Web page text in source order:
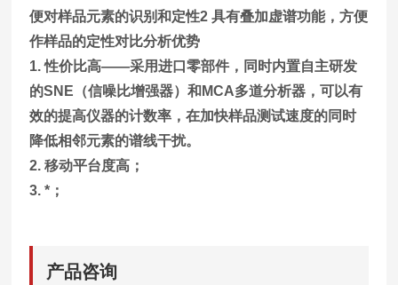
便对样品元素的识别和定性2 具有叠加虚谱功能，方便
作样品的定性对比分析优势
1.性价比高——采用进口零部件，同时内置自主研发
的SNE（信噪比增强器）和MCA多道分析器，可以有
效的提高仪器的计数率，在加快样品测试速度的同时
降低相邻元素的谱线干扰。
2. 移动平台度高；
3. *；
产品咨询